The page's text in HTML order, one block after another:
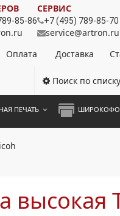
85-86
СЕРВИС
+7 (495) 789-85-70
service@artron.ru
Оплата Доставка
Поиск по списку
ПЕЧАТЬ
высокая